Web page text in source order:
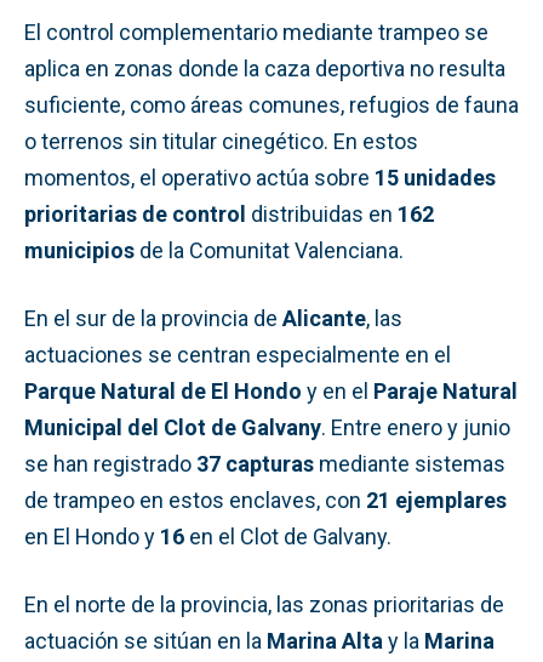
El control complementario mediante trampeo se
aplica en zonas donde la caza deportiva no resulta
suficiente, como áreas comunes, refugios de fauna
o terrenos sin titular cinegético. En estos
momentos, el operativo actúa sobre 15 unidades
prioritarias de control distribuidas en 162
municipios de la Comunitat Valenciana.
En el sur de la provincia de Alicante, las
actuaciones se centran especialmente en el
Parque Natural de El Hondo y en el Paraje Natural
Municipal del Clot de Galvany. Entre enero y junio
se han registrado 37 capturas mediante sistemas
de trampeo en estos enclaves, con 21 ejemplares
en El Hondo y 16 en el Clot de Galvany.
En el norte de la provincia, las zonas prioritarias de
actuación se sitúan en la Marina Alta y la Marina